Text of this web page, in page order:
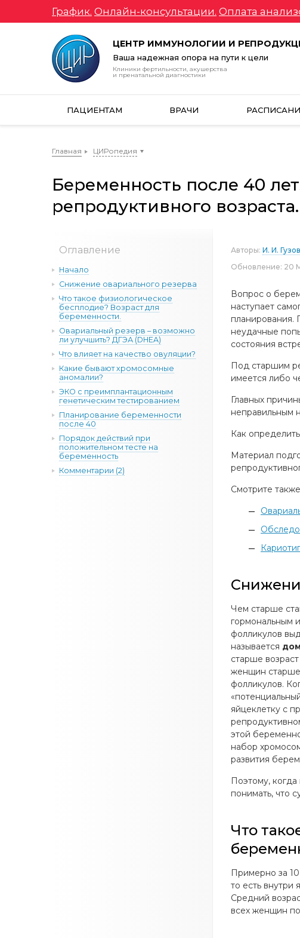
График. Онлайн-консультации. Оплата
ЦЕНТР ИММУНОЛОГИИ И
Ваша надежная опора на пути к цели
Клиники фертильности, акушерства
и пренатальной диагностики
ПАЦИЕНТАМ ВРАЧИ
Главная ЦИРопедия
Беременность после 40
репродуктивного возраста.
Оглавление
Начало
Снижение овариального резерва
Что такое физиологическое
бесплодие? Возраст для
беременности.
Овариальный резерв – возможно
ли улучшить? ДГЭА (DHEA)
Что влияет на качество овуляции?
Какие бывают хромосомные
аномалии?
ЭКО с преимплантационным
генетическим тестированием
Планирование беременности
после 40
Порядок действий при
положительном тесте на
беременность
Комментарии (2)
Авторы: И. И. Гузов
Обновление: 20
Вопрос о
наступает
планирования.
неудачные
состояния
Под старшим
имеется либо
Главных
неправильным
Как
Материал
Смотрите
Чем старше
гормональным
фолликулов
называется
старше
женщин
фолликулов.
яйцеклетку с
этой
набор
развития
Поэтому,
понимать, что
Что
Примерно за
то есть внутри
Средний
всех женщин